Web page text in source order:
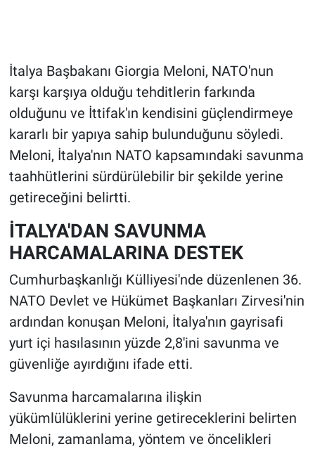
İtalya Başbakanı Giorgia Meloni, NATO'nun
karşı karşıya olduğu tehditlerin farkında
olduğunu ve İttifak'ın kendisini güçlendirmeye
kararlı bir yapıya sahip bulunduğunu söyledi.
Meloni, İtalya'nın NATO kapsamındaki savunma
taahhütlerini sürdürülebilir bir şekilde yerine
getireceğini belirtti.
İTALYA'DAN SAVUNMA
HARCAMALARINA DESTEK
Cumhurbaşkanlığı Külliyesi'nde düzenlenen 36.
NATO Devlet ve Hükümet Başkanları Zirvesi'nin
ardından konuşan Meloni, İtalya'nın gayrisafi
yurt içi hasılasının yüzde 2,8'ini savunma ve
güvenliğe ayırdığını ifade etti.
Savunma harcamalarına ilişkin
yükümlülüklerini yerine getireceklerini belirten
Meloni, zamanlama, yöntem ve öncelikleri